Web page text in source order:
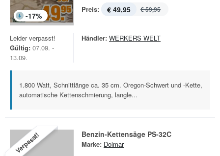
-17%
Preis: € 49,95 € 59,95
Leider verpasst!
Gültig: 07.09. -
13.09.
Händler: WERKERS WELT
1.800 Watt, Schnittlänge ca. 35 cm. Oregon-Schwert und -Kette,
automatische Kettenschmierung, langle...
Verpasst! Benzin-Kettensäge PS-32C
Marke: Dolmar